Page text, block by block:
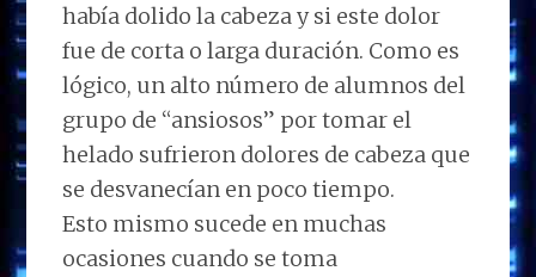
había dolido la cabeza y si este dolor
fue de corta o larga duración. Como es
lógico, un alto número de alumnos del
grupo de “ansiosos” por tomar el
helado sufrieron dolores de cabeza que
se desvanecían en poco tiempo.
Esto mismo sucede en muchas
ocasiones cuando se toma